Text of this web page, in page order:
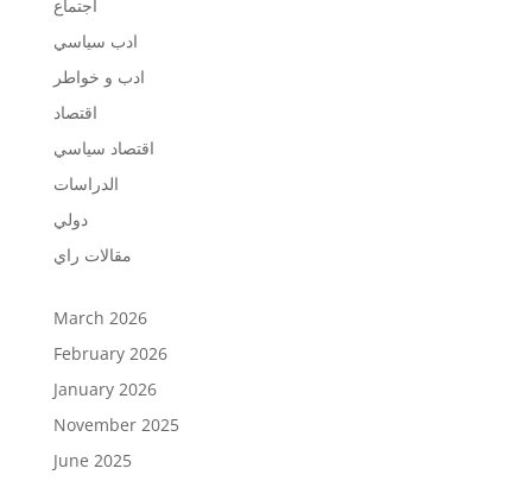
اجتماع
ادب سياسي
ادب و خواطر
اقتصاد
اقتصاد سياسي
الدراسات
دولي
مقالات راي
March 2026
February 2026
January 2026
November 2025
June 2025